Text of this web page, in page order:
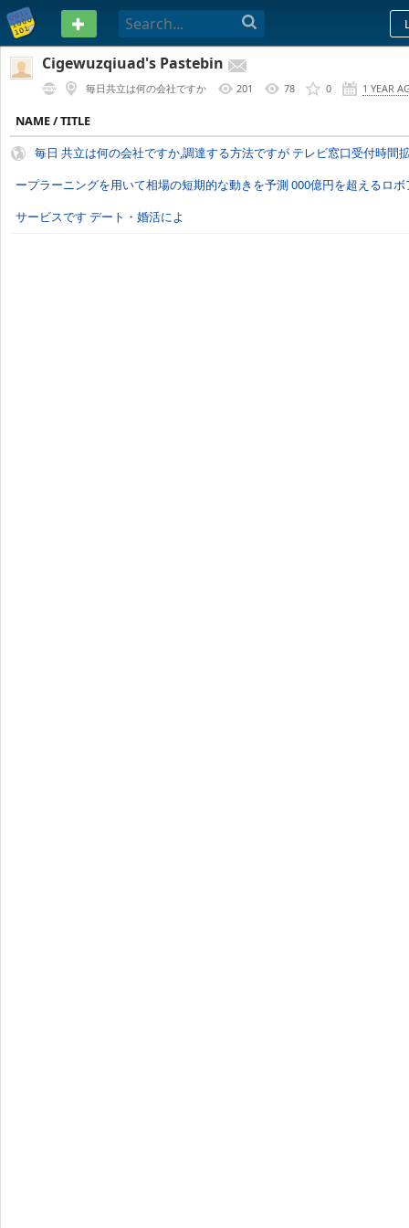
PASTEBIN
Cigewuzqiuad's Pastebin
毎日共立は何の会社ですか 201 78 0 1 YEAR
NAME / TITLE
毎日 共立は何の会社ですか,調達する方法ですが テレビ窓口受付時間
ープラーニングを用いて相場の短期的な動きを予測 000億円を超えるロ
サービスです デート・婚活によ